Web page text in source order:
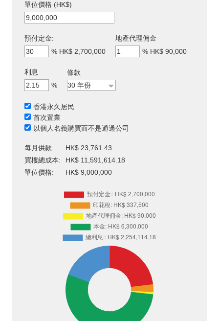
單位價格 (HK$)
預付定金:
% HK$ 2,700,000
地產代理佣金
% HK$ 90,000
利息
%
條款
香港永久居民
首次置業
以個人名義購買而不是通過公司
每月供款:
HK$ 23,761.43
買樓總成本:
HK$ 11,591,614.18
單位價格:
HK$ 9,000,000